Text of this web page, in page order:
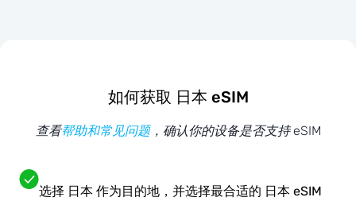
如何获取 日本 eSIM
查看帮助和常见问题，确认你的设备是否支持 eSIM
选择 日本 作为目的地，并选择最合适的 日本 eSIM